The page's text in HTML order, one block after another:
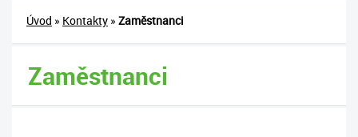
Úvod » Kontakty » Zaměstnanci
Zaměstnanci